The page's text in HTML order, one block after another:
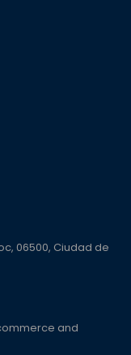
06500, Ciudad de
and